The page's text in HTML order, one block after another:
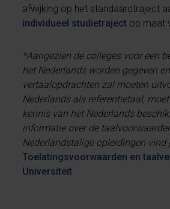
afwijking op het standaardtraject
individueel studietraject op maat
*Aangezien de colleges voor een
het Nederlands worden gegeven
vertaalopdrachten zal moeten
Nederlands als referentietaal,
kennis van het Nederlands
informatie over de
Nederlandstalige opleidingen vind
Toelatingsvoorwaarden en
Universiteit